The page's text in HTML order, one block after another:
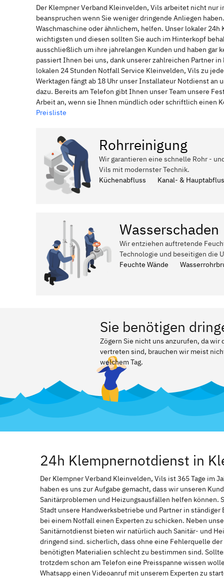
Der Klempner Verband Kleinvelden, Vils arbeitet nicht
beanspruchen wenn Sie weniger dringende Anliegen
Waschmaschine oder ähnlichem, helfen. Unser lokaler
wichtigsten und diesen sollten Sie auch im Hinterkopf
ausschließlich um ihre jahrelangen Kunden und haben gar
passiert Ihnen bei uns, dank unserer zahlreichen Partner
lokalen 24 Stunden Notfall Service Kleinvelden, Vils zu
Werktagen fängt ab 18 Uhr unser Installateur Notdienst an
dazu. Bereits am Telefon gibt Ihnen unser Team unsere
Arbeit an, wenn sie Ihnen mündlich oder schriftlich einen
Preisliste
Rohrreinigung
Wir garantieren eine schnelle Rohr -
Vils mit modernster Technik.
Küchenabfluss
Kanal- &
Wasserschaden
Wir entziehen auftretende
Technologie und beseitigen die
Feuchte Wände
Sie benötigen
Zögern Sie nicht uns anzurufen, da
vertreten sind, brauchen wir meist
welchem Tag.
24h Klempnernotdienst in
Der Klempner Verband Kleinvelden, Vils ist 365 Tage im
haben es uns zur Aufgabe gemacht, dass wir unseren
Sanitärproblemen und Heizungsausfällen helfen können.
Stadt unsere Handwerksbetriebe und Partner in
bei einem Notfall einen Experten zu schicken. Neben
Sanitärnotdienst bieten wir natürlich auch Sanitär- und
dringend sind. sicherlich, dass ohne eine Fehlerquelle
benötigten Materialien schlecht zu bestimmen sind.
trotzdem schon am Telefon eine Preisspanne wissen
Whatsapp einen Videoanruf mit unserem Experten zu